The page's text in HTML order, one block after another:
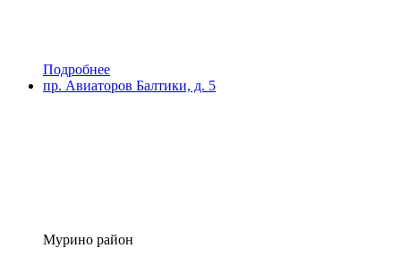
Подробнее
пр. Авиаторов Балтики, д. 5
Мурино район